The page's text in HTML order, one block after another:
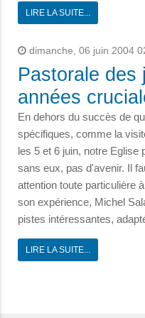
LIRE LA SUITE...
dimanche, 06 juin 2004
Pastorale des
années
En dehors du succès de
spécifiques, comme la
les 5 et 6 juin, notre Eglise
sans eux, pas d'avenir. Il
attention toute particulière
son expérience, Michel
pistes intéressantes,
LIRE LA SUITE...